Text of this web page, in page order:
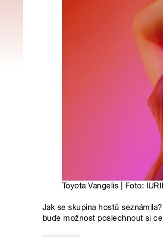
Toyota Vangelis | Foto:
Jak se skupina hostů
bude možnost poslechnout si